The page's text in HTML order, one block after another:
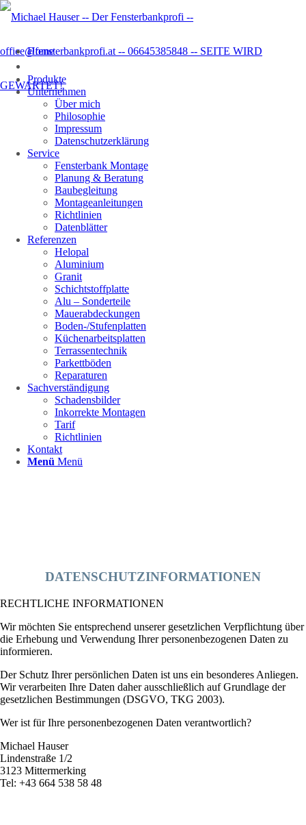
Home
Produkte
Unternehmen
Über mich
Philosophie
Impressum
Datenschutzer­klärung
Service
Fensterbank Montage
Planung & Beratung
Baubegleitung
Montageanleitungen
Richtlinien
Datenblätter
Referenzen
Helopal
Aluminium
Granit
Schichtstoffplatte
Alu – Sonderteile
Mauerabdeckungen
Boden-/Stufenplatten
Küchenarbeitsplatten
Terrassentechnik
Parkettböden
Reparaturen
Sachverständigung
Schadensbilder
Inkorrekte Montagen
Tarif
Richtlinien
Kontakt
Menü Menü
DATENSCHUTZINFORMATIONEN
RECHTLICHE INFORMATIONEN
Wir möchten Sie entsprechend unserer gesetzlichen Verpflichtung über
die Erhebung und Verwendung Ihrer personenbezogenen Daten zu
informieren.
Der Schutz Ihrer persönlichen Daten ist uns ein besonderes Anliegen.
Wir verarbeiten Ihre Daten daher ausschließlich auf Grundlage der
gesetzlichen Bestimmungen (DSGVO, TKG 2003).
Wer ist für Ihre personenbezogenen Daten verantwortlich?
Michael Hauser
Lindenstraße 1/2
3123 Mittermerking
Tel: +43 664 538 58 48